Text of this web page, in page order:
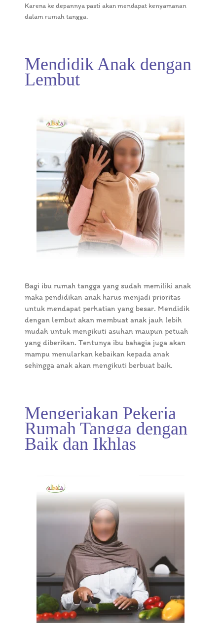
Karena ke depannya pasti akan mendapat kenyamanan
dalam rumah tangga.
Mendidik Anak dengan
Lembut
Bagi ibu rumah tangga yang sudah memiliki anak
maka pendidikan anak harus menjadi prioritas
untuk mendapat perhatian yang besar. Mendidik
dengan lembut akan membuat anak jauh lebih
mudah untuk mengikuti asuhan maupun petuah
yang diberikan. Tentunya ibu bahagia juga akan
mampu menularkan kebaikan kepada anak
sehingga anak akan mengikuti berbuat baik.
Mengerjakan Pekerja
Rumah Tangga dengan
Baik dan Ikhlas